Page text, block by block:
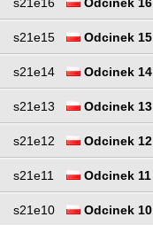
s21e15 Odcinek 15
s21e14 Odcinek 14
s21e13 Odcinek 13
s21e12 Odcinek 12
s21e11 Odcinek 11
s21e10 Odcinek 10